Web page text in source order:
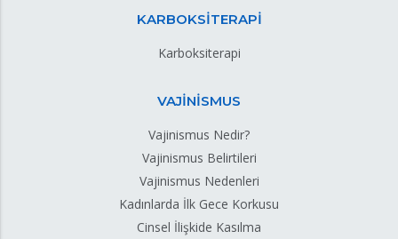
KARBOKSİTERAPİ
Karboksiterapi
VAJİNİSMUS
Vajinismus Nedir?
Vajinismus Belirtileri
Vajinismus Nedenleri
Kadınlarda İlk Gece Korkusu
Cinsel İlişkide Kasılma